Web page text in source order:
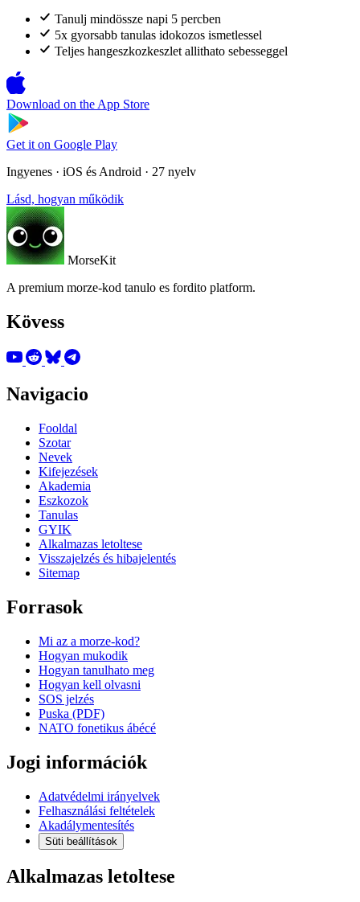
Tanulj mindössze napi 5 percben
5x gyorsabb tanulas idokozos ismetlessel
Teljes hangeszkozkeszlet allithato sebesseggel
Download on the App Store
Get it on Google Play
Ingyenes · iOS és Android · 27 nyelv
Lásd, hogyan működik
MorseKit
A premium morze-kod tanulo es fordito platform.
Kövess
Navigacio
Fooldal
Szotar
Nevek
Kifejezések
Akademia
Eszkozok
Tanulas
GYIK
Alkalmazas letoltese
Visszajelzés és hibajelentés
Sitemap
Forrasok
Mi az a morze-kod?
Hogyan mukodik
Hogyan tanulhato meg
Hogyan kell olvasni
SOS jelzés
Puska (PDF)
NATO fonetikus ábécé
Jogi információk
Adatvédelmi irányelvek
Felhasználási feltételek
Akadálymentesítés
Süti beállítások
Alkalmazas letoltese